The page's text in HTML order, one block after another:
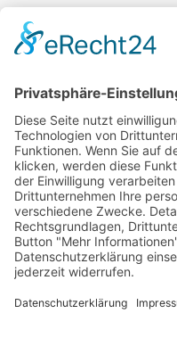
Tel.:+1 253-867-57 35
Unternehmen
Service
Media
© 2026 -
AGB